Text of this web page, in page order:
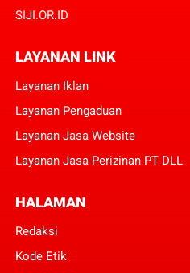
SIJI.OR.ID
LAYANAN LINK
Layanan Iklan
Layanan Pengaduan
Layanan Jasa Website
Layanan Jasa Perizinan PT DLL
HALAMAN
Redaksi
Kode Etik